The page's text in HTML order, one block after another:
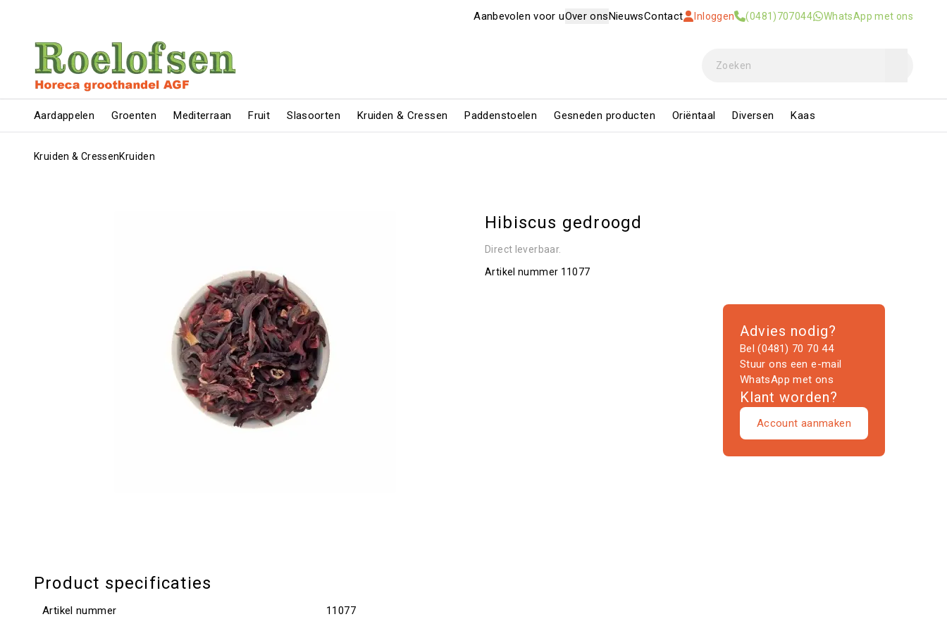
Aanbevolen voor uOver onsNieuwsContact Inloggen (0481)707044 WhatsApp met ons
Aardappelen Groenten Mediterraan Fruit Slasoorten Kruiden & Cressen Paddenstoelen Gesneden producten Oriëntaal Diversen Kaas
Kruiden & CressenKruiden
Hibiscus gedroogd
Direct leverbaar.
Artikel nummer 11077
Advies nodig?
Bel (0481) 70 70 44
Stuur ons een e-mail
WhatsApp met ons
Klant worden?
Account aanmaken
Product specificaties
Artikel nummer 11077